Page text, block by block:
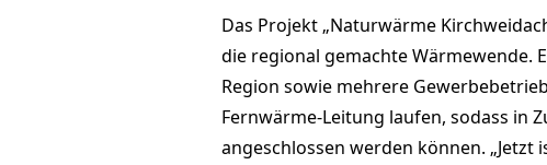
Das Projekt „Naturwärme
die regional gemachte Wärmewende.
Region sowie mehrere
Fernwärme-Leitung laufen, sodass in
angeschlossen werden können. „Jetzt